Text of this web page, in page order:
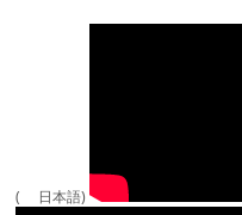
( 日本語)